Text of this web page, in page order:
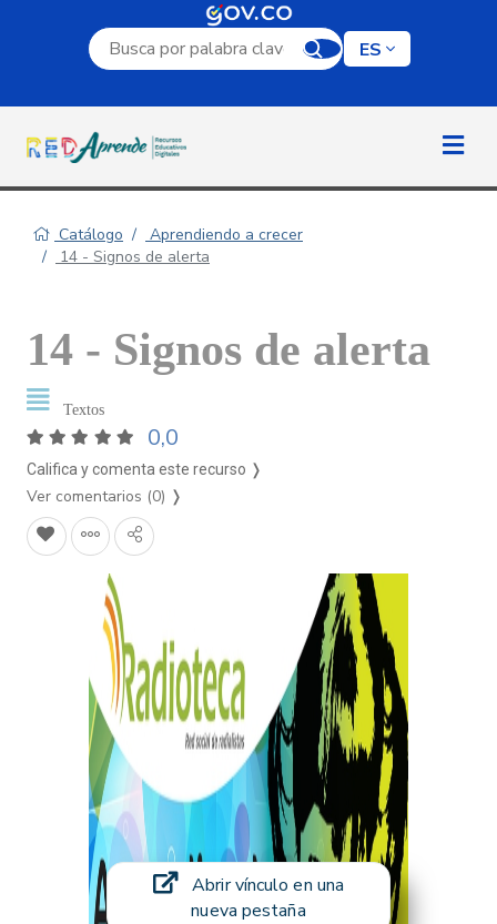
Campo de búsqueda por palabra clave
ES
Catálogo
Aprendiendo a crecer
14 - Signos de alerta
14 - Signos de alerta
Textos
0,0
Califica y comenta este recurso ❭
Ver comentarios (0) ❭
Abrir vínculo en una
nueva pestaña